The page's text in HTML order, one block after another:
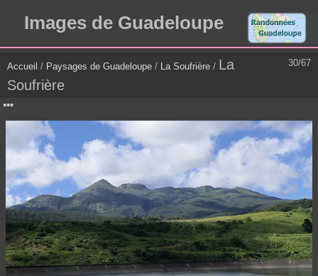
Images de Guadeloupe
30/67
Accueil / Paysages de Guadeloupe / La Soufrière / La
Soufrière